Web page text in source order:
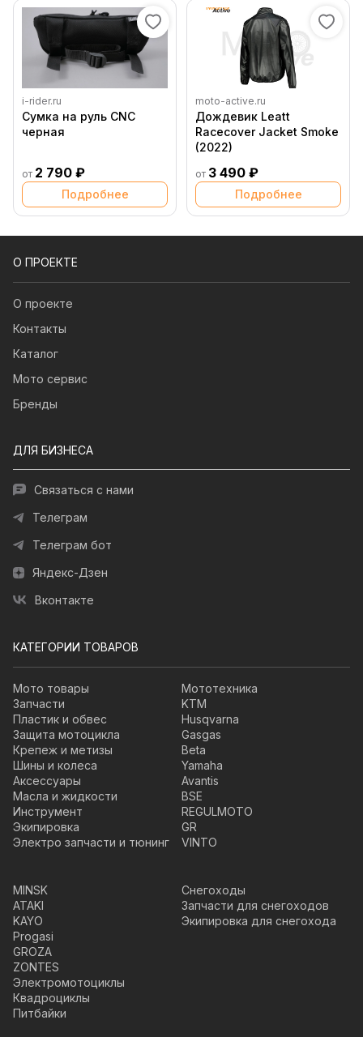
i-rider.ru
Сумка на руль CNC
черная
от 2 790 ₽
Подробнее
moto-active.ru
Дождевик Leatt
Racecover Jacket Smoke
(2022)
от 3 490 ₽
Подробнее
О ПРОЕКТЕ
О проекте
Контакты
Каталог
Мото сервис
Бренды
ДЛЯ БИЗНЕСА
Связаться с нами
Телеграм
Телеграм бот
Яндекс-Дзен
Вконтакте
КАТЕГОРИИ ТОВАРОВ
Мото товары
Запчасти
Пластик и обвес
Защита мотоцикла
Крепеж и метизы
Шины и колеса
Аксессуары
Масла и жидкости
Инструмент
Экипировка
Электро запчасти и тюнинг
Мототехника
KTM
Husqvarna
Gasgas
Beta
Yamaha
Avantis
BSE
REGULMOTO
GR
VINTO
MINSK
ATAKI
KAYO
Progasi
GROZA
ZONTES
Электромотоциклы
Квадроциклы
Питбайки
Снегоходы
Запчасти для снегоходов
Экипировка для снегохода